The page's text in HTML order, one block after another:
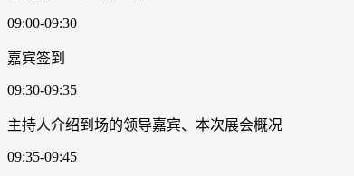
09:00-09:30
嘉宾签到
09:30-09:35
主持人介绍到场的领导嘉宾、本次展会概况
09:35-09:45